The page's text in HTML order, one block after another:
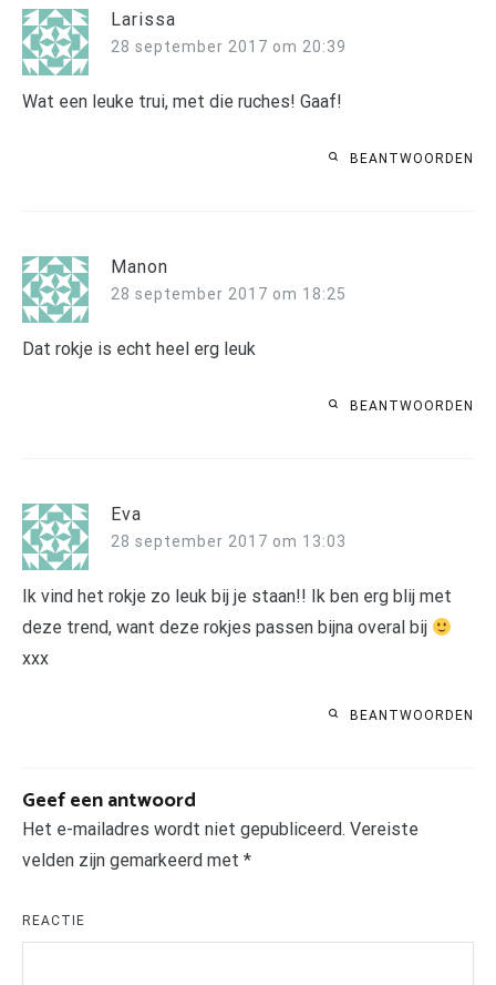
Larissa
28 september 2017 om 20:39
Wat een leuke trui, met die ruches! Gaaf!
BEANTWOORDEN
Manon
28 september 2017 om 18:25
Dat rokje is echt heel erg leuk
BEANTWOORDEN
Eva
28 september 2017 om 13:03
Ik vind het rokje zo leuk bij je staan!! Ik ben erg blij met
deze trend, want deze rokjes passen bijna overal bij
xxx
BEANTWOORDEN
Geef een antwoord
Het e-mailadres wordt niet gepubliceerd. Vereiste
velden zijn gemarkeerd met *
REACTIE